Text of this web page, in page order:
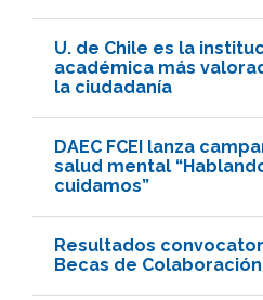
U. de Chile es la
académica más
la ciudadanía
DAEC FCEI lanza
salud mental
cuidamos”
Resultados
Becas de Colaboración